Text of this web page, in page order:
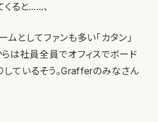
くると……、
としてファンも多い「カタン」
は社員全員でオフィスでボード
ているそう。Grafferのみなさん